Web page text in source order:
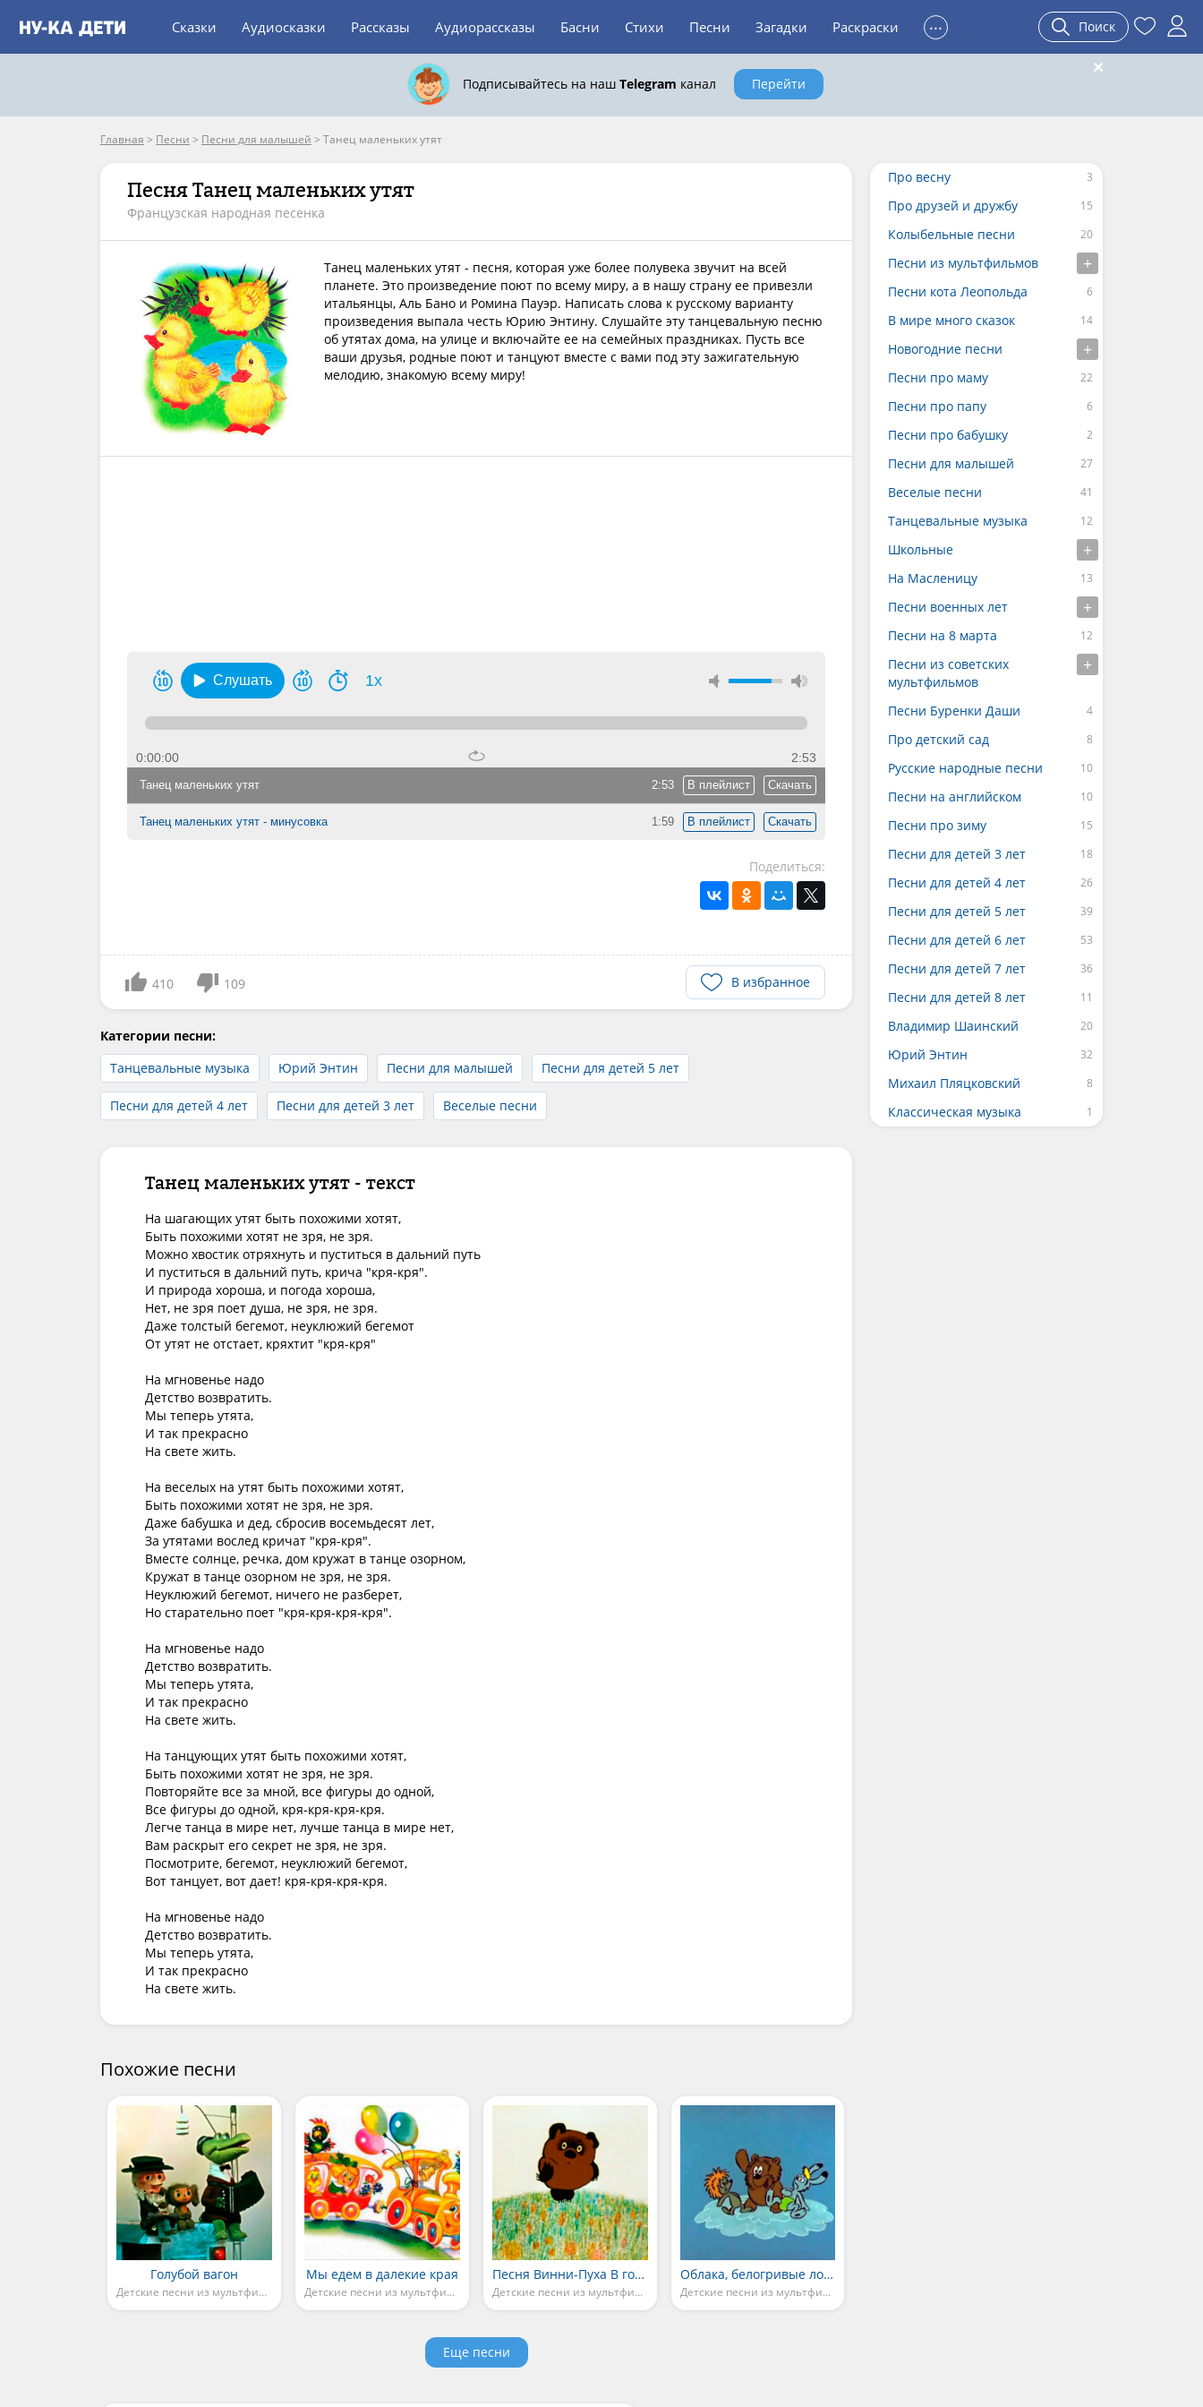
Сказки Аудиосказки Рассказы Аудиорассказы Басни Стихи Песни Загадки Раскраски ... Поиск
Подписывайтесь на наш Telegram канал Перейти
Главная > Песни > Песни для малышей > Танец маленьких утят
Песня Танец маленьких утят
Французская народная песенка
Танец маленьких утят - песня, которая уже более полувека звучит на всей
планете. Это произведение поют по всему миру, а в нашу страну ее привезли
итальянцы, Аль Бано и Ромина Пауэр. Написать слова к русскому варианту
произведения выпала честь Юрию Энтину. Слушайте эту танцевальную песню
об утятах дома, на улице и включайте ее на семейных праздниках. Пусть все
ваши друзья, родные поют и танцуют вместе с вами под эту зажигательную
мелодию, знакомую всему миру!
Слушать 1x
0:00:00 2:53
2:53 В плейлист Скачать
Танец маленьких утят
1:59 В плейлист Скачать
Танец маленьких утят - минусовка
Поделиться:
410 109 В избранное
Категории песни:
Танцевальные музыка
Юрий Энтин Песни для малышей Песни для детей 5 лет
Песни для детей 4 лет Песни для детей 3 лет Веселые песни
Танец маленьких утят - текст
На шагающих утят быть похожими хотят,
Быть похожими хотят не зря, не зря.
Можно хвостик отряхнуть и пуститься в дальний путь
И пуститься в дальний путь, крича "кря-кря".
И природа хороша, и погода хороша,
Нет, не зря поет душа, не зря, не зря.
Даже толстый бегемот, неуклюжий бегемот
От утят не отстает, кряхтит "кря-кря"
На мгновенье надо
Детство возвратить.
Мы теперь утята,
И так прекрасно
На свете жить.
На веселых на утят быть похожими хотят,
Быть похожими хотят не зря, не зря.
Даже бабушка и дед, сбросив восемьдесят лет,
За утятами вослед кричат "кря-кря".
Вместе солнце, речка, дом кружат в танце озорном,
Кружат в танце озорном не зря, не зря.
Неуклюжий бегемот, ничего не разберет,
Но старательно поет "кря-кря-кря-кря".
На мгновенье надо
Детство возвратить.
Мы теперь утята,
И так прекрасно
На свете жить.
На танцующих утят быть похожими хотят,
Быть похожими хотят не зря, не зря.
Повторяйте все за мной, все фигуры до одной,
Все фигуры до одной, кря-кря-кря-кря.
Легче танца в мире нет, лучше танца в мире нет,
Вам раскрыт его секрет не зря, не зря.
Посмотрите, бегемот, неуклюжий бегемот,
Вот танцует, вот дает! кря-кря-кря-кря.
На мгновенье надо
Детство возвратить.
Мы теперь утята,
И так прекрасно
На свете жить.
Похожие песни
Голубой вагон
Детские песни из мультфильмов
Мы едем в далекие края
Детские песни из мультфильмов
Песня Винни-Пуха В голове моей опилки
Детские песни из мультфильмов
Облака, белогривые лошадки
Детские песни из мультфильмов
Еще песни
Про весну
Про друзей и дружбу
Колыбельные песни
Песни из мультфильмов
Песни кота Леопольда
В мире много сказок
Новогодние песни
Песни про маму
Песни про папу
Песни про бабушку
Песни для малышей
Веселые песни
Танцевальные музыка
Школьные
На Масленицу
Песни военных лет
Песни на 8 марта
Песни из советских
мультфильмов
Песни Буренки Даши
Про детский сад
Русские народные песни
Песни на английском
Песни про зиму
Песни для детей 3 лет
Песни для детей 4 лет
Песни для детей 5 лет
Песни для детей 6 лет
Песни для детей 7 лет
Песни для детей 8 лет
Владимир Шаинский
Юрий Энтин
Михаил Пляцковский
Классическая музыка